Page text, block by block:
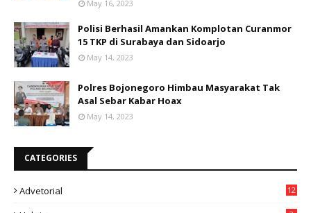
May 16, 2023
Polisi Berhasil Amankan Komplotan Curanmor
15 TKP di Surabaya dan Sidoarjo
May 14, 2023
Polres Bojonegoro Himbau Masyarakat Tak
Asal Sebar Kabar Hoax
May 14, 2023
CATEGORIES
Advetorial 12